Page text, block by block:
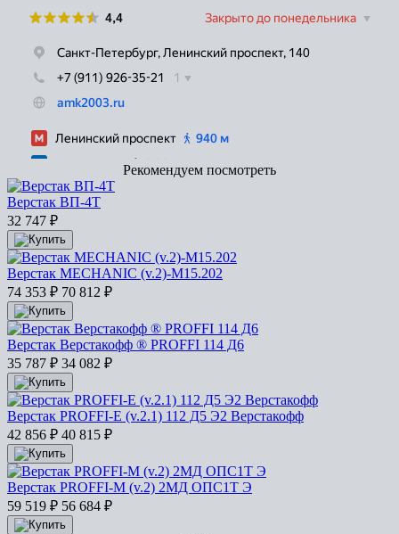
Рекомендуем посмотреть
Верстак ВП-4Т
32 747 ₽
Верстак MECHANIC (v.2)-М15.202
74 353 ₽ 70 812 ₽
Верстак Верстакофф ® PROFFI 114 Д6
35 787 ₽ 34 082 ₽
Верстак PROFFI-E (v.2.1) 112 Д5 Э2 Верстакофф
42 856 ₽ 40 815 ₽
Верстак PROFFI-M (v.2) 2МД ОПС1Т Э
59 519 ₽ 56 684 ₽